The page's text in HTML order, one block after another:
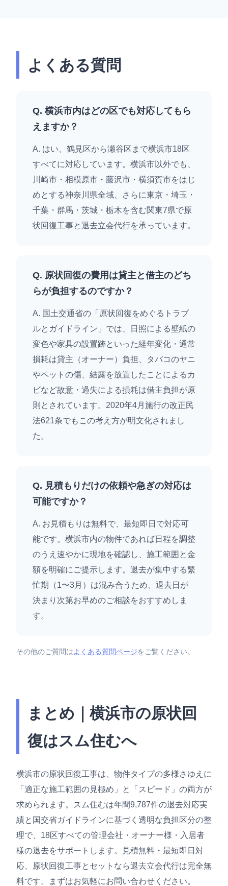
よくある質問
Q. 横浜市内はどの区でも対応してもら
えますか？
A. はい、鶴見区から瀬谷区まで横浜市18区
すべてに対応しています。横浜市以外でも、
川崎市・相模原市・藤沢市・横須賀市をはじ
めとする神奈川県全域、さらに東京・埼玉・
千葉・群馬・茨城・栃木を含む関東7県で原
状回復工事と退去立会代行を承っています。
Q. 原状回復の費用は貸主と借主のどち
らが負担するのですか？
A. 国土交通省の「原状回復をめぐるトラブ
ルとガイドライン」では、日照による壁紙の
変色や家具の設置跡といった経年変化・通常
損耗は貸主（オーナー）負担、タバコのヤニ
やペットの傷、結露を放置したことによるカ
ビなど故意・過失による損耗は借主負担が原
則とされています。2020年4月施行の改正民
法621条でもこの考え方が明文化されまし
た。
Q. 見積もりだけの依頼や急ぎの対応は
可能ですか？
A. お見積もりは無料で、最短即日で対応可
能です。横浜市内の物件であれば日程を調整
のうえ速やかに現地を確認し、施工範囲と金
額を明確にご提示します。退去が集中する繁
忙期（1〜3月）は混み合うため、退去日が
決まり次第お早めのご相談をおすすめしま
す。
その他のご質問はよくある質問ページをご覧ください。
まとめ｜横浜市の原状回
復はスム住むへ
横浜市の原状回復工事は、物件タイプの多様さゆえに
「適正な施工範囲の見極め」と「スピード」の両方が
求められます。スム住むは年間9,787件の退去対応実
績と国交省ガイドラインに基づく透明な負担区分の整
理で、18区すべての管理会社・オーナー様・入居者
様の退去をサポートします。見積無料・最短即日対
応、原状回復工事とセットなら退去立会代行は完全無
料です。まずはお気軽にお問い合わせください。